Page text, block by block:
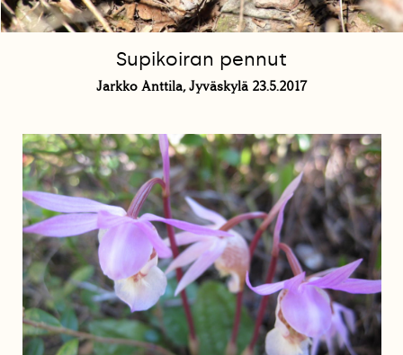
Supikoiran pennut
Jarkko Anttila, Jyväskylä 23.5.2017